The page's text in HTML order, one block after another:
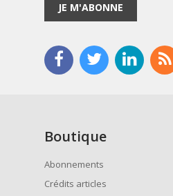
JE M'ABONNE
Boutique
Abonnements
Crédits articles